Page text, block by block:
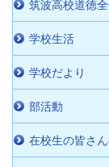
筑波高校道徳
学校生活
学校だより
部活動
在校生の皆さ